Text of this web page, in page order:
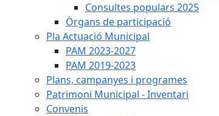
Consultes populars 2025
Òrgans de participació
Pla Actuació Municipal
PAM 2023-2027
PAM 2019-2023
Plans, campanyes i programes
Patrimoni Municipal - Inventari
Convenis